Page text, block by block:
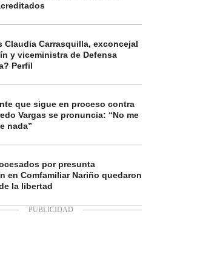
Claudia Carrasquilla, exconcejal
y viceministra de Defensa
Perfil
que sigue en proceso contra
Vargas se pronuncia: “No me
nada”
por presunta
en Comfamiliar Nariño quedaron
la libertad